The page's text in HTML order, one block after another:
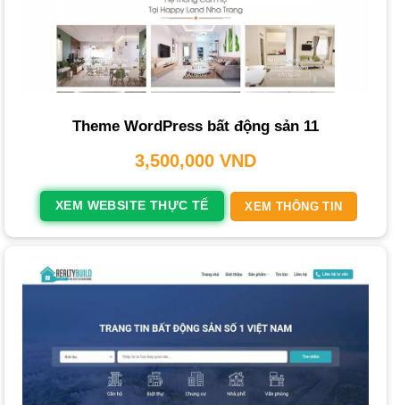
Thiết kế website trọn gói : Giải pháp toàn diện từ thiết kế,
lập trình đến nội dung và SEO cơ bản.
có yêu cầu đặc biệt vềgiao diệnhoặc tính năng.
Thiết kế web chuẩn SEO: Tập trung tối ưu hóa để thân
thiện với công cụ tìm kiếm như Google.
Thiết kế website giá rẻ: Các gói chi phí hợp lý, phù hợp
cho cá nhân hoặc doanh nghiệp nhỏ.
Dịch vụ khác
: Chúng tôi còn cung cấp dịch vụ chăm sóc
Nền Tảng Thiết Kế Website Bất Động Sản
Mà PhucT Digital Lựa Chọn Cho Bạn
PhucT Digital tin tưởng lựa chọn WordPress
kết hợp với
Theme WordPress bất động sản 11
3,500,000 VND
XEM WEBSITE THỰC TẾ XEM THÔNG TIN